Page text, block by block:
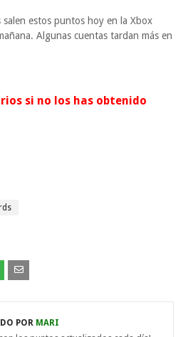
estos puntos hoy en la Xbox
Algunas cuentas tardan más en
si no los has obtenido
POR MARI